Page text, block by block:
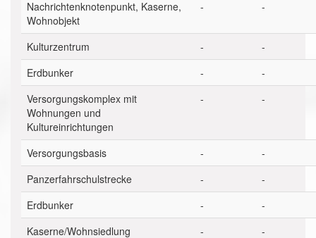
Nachrichtenknotenpunkt, Kaserne,
Wohnobjekt
- -
Kulturzentrum -
-
Erdbunker
-
-
Versorgungskomplex mit
Wohnungen und
Kultureinrichtungen
- -
Versorgungsbasis -
-
Panzerfahrschulstrecke
-
-
Erdbunker
-
-
Kaserne/Wohnsiedlung
-
-